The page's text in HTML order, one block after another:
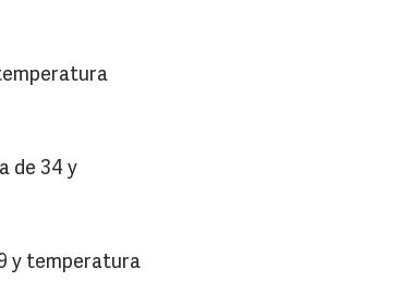
de 34 y
y temperatura